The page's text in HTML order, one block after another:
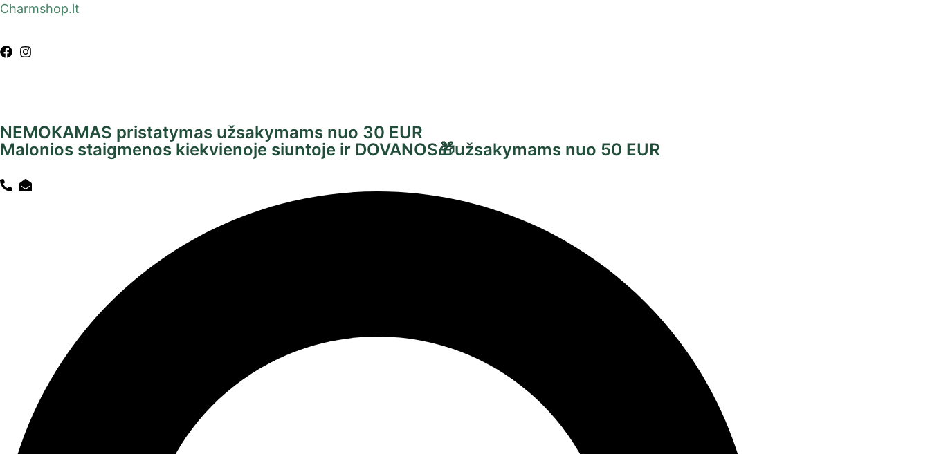
Charmshop.lt
NEMOKAMAS pristatymas užsakymams nuo 30 EUR
Malonios staigmenos kiekvienoje siuntoje ir DOVANOS🎁užsakymams nuo 50 EUR